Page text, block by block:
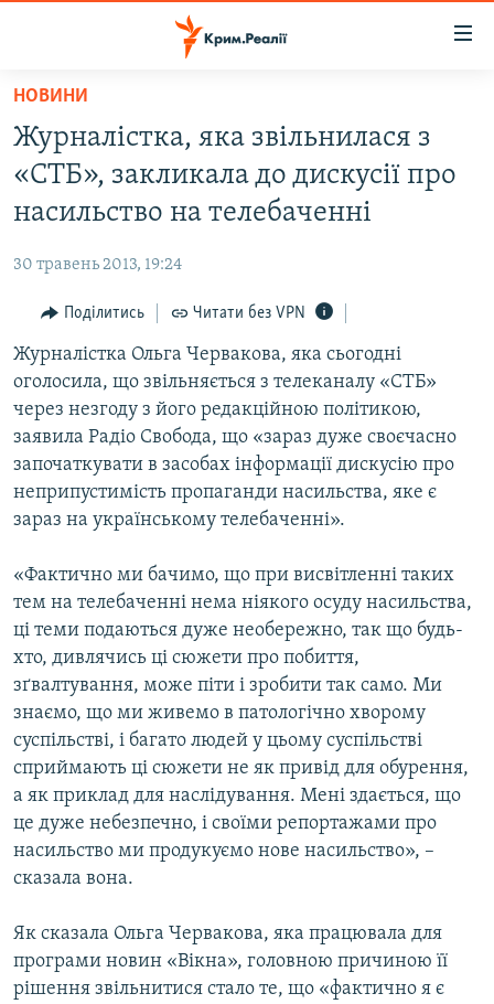
Перейти
основного
матеріалу
до
основної
навігації
Перейти
пошуку
ВОДА.КРИМ
БЛОГИ
ПОГЛЯД
ІНТЕРВ'Ю
ВСЕ ЗА ДЕНЬ
СПЕЦПРОЕКТИ
ДЕПОРТАЦІЯ
ВІДЕОУРОКИ «ELIFBE»
УКРАЇНСЬКА ПРОБЛЕМА КРИМУ
ІНФОГРАФІКА
ЯК ОБІЙТИ БЛОКУВАННЯ
Русский
Qırımtatar
ДОЛУЧАЙСЯ!
Усі сайти RFE/RL
НОВИНИ
Журналістка, яка звільнилася з
«СТБ», закликала до дискусії про
насильство на телебаченні
30 травень 2013, 19:24
Поділитись Читати без VPN
Журналістка Ольга Червакова, яка сьогодні
оголосила, що звільняється з телеканалу «СТБ»
через незгоду з його редакційною політикою,
заявила Радіо Свобода, що «зараз дуже своєчасно
започаткувати в засобах інформації дискусію про
неприпустимість пропаганди насильства, яке є
зараз на українському телебаченні».
«Фактично ми бачимо, що при висвітленні таких
тем на телебаченні нема ніякого осуду насильства,
ці теми подаються дуже необережно, так що будь-
хто, дивлячись ці сюжети про побиття,
зґвалтування, може піти і зробити так само. Ми
знаємо, що ми живемо в патологічно хворому
суспільстві, і багато людей у цьому суспільстві
сприймають ці сюжети не як привід для обурення,
а як приклад для наслідування. Мені здається, що
це дуже небезпечно, і своїми репортажами про
насильство ми продукуємо нове насильство», –
сказала вона.
Як сказала Ольга Червакова, яка працювала для
програми новин «Вікна», головною причиною її
рішення звільнитися стало те, що «фактично я є